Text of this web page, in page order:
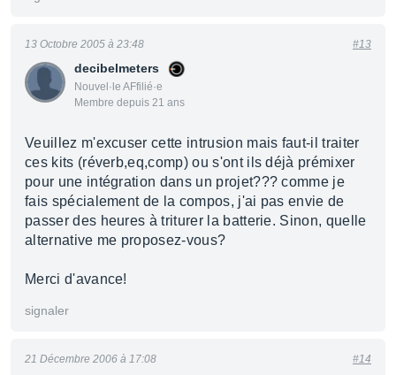
decibelmeters
Nouvel·le AFfilié·e
Membre depuis 21 ans
13 Octobre 2005 à 23:48 #13
Veuillez m'excuser cette intrusion mais faut-il traiter
ces kits (réverb,eq,comp) ou s'ont ils déjà prémixer
pour une intégration dans un projet??? comme je
fais spécialement de la compos, j'ai pas envie de
passer des heures à triturer la batterie. Sinon, quelle
alternative me proposez-vous?
Merci d'avance!
signaler
21 Décembre 2006 à 17:08 #14